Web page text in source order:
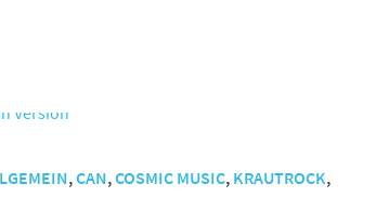
,CAN,COSMIC MUSIC, KRAUTROCK,